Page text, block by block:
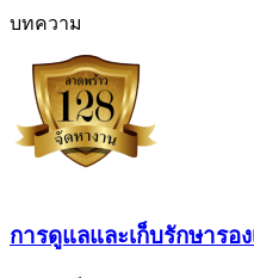
บทความ
การดูแลและเก็บรักษารอง